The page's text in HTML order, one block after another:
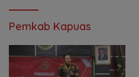
Pemkab Kapuas